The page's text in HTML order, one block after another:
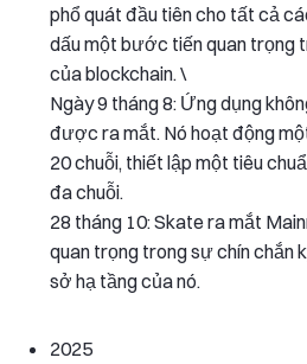
phổ quát đầu tiên cho tất cả
dấu một bước tiến quan trọng
của blockchain. \
Ngày 9 tháng 8: Ứng dụng
được ra mắt. Nó hoạt động
20 chuỗi, thiết lập một tiêu
đa chuỗi.
28 tháng 10: Skate ra mắt
quan trọng trong sự chín chắn
sở hạ tầng của nó.
2025